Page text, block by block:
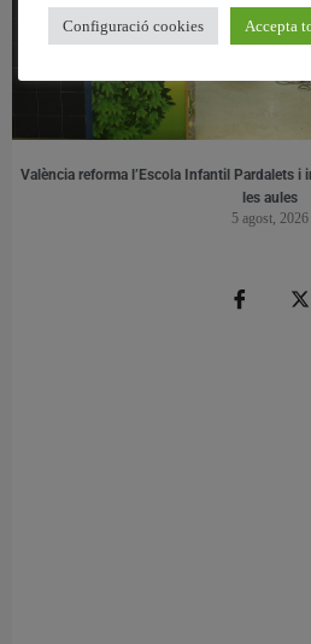
València reforma l’Escola Infantil Pardalets i
les aules
5 agost, 2026
Configuració cookies Accepta